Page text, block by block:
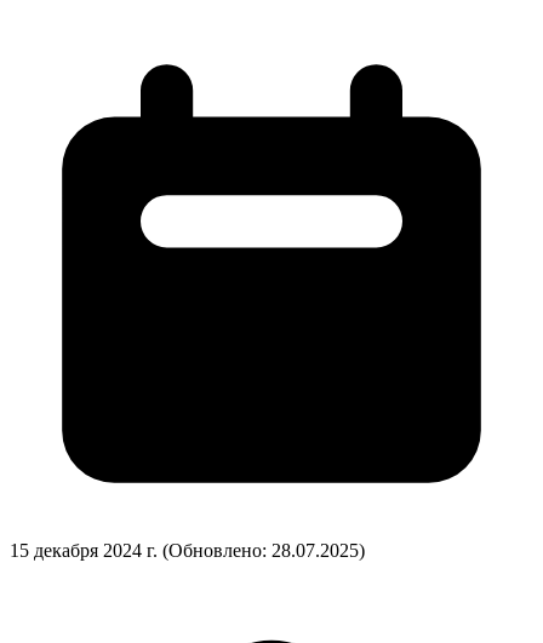
15 декабря 2024 г. (Обновлено: 28.07.2025)